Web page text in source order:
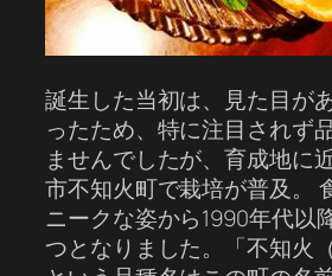
誕生した当初は、見た目が
ったため、特に注目されず
ませんでしたが、育成地に
市不知火町で栽培が普及。
ニークな姿から1990年代以
つとなりました。「不知火